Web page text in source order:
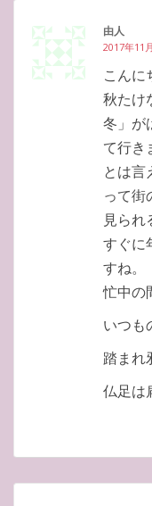
由人
2017年11
こんに
秋たけ
冬」が
て行き
とは言
って街
見られ
すぐに
すね。
忙中の
いつも
踏まれ
仏足は